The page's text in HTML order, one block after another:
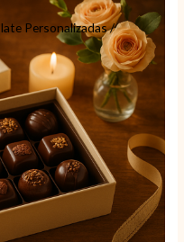
Personalizadas/